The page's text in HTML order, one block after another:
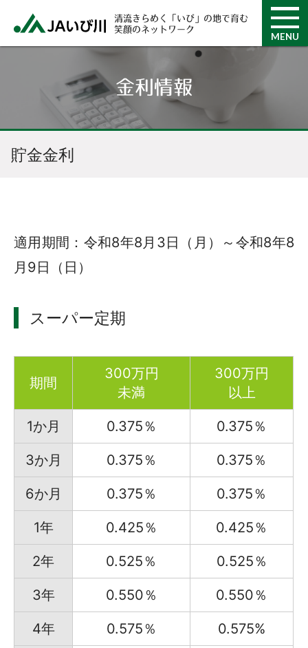
清流きらめく「いび」の地で育む
笑顔のネットワーク
MENU
金利情報
貯金金利
適用期間：令和8年8月3日（月）～令和8年8
月9日（日）
スーパー定期
期間
300万円
未満
300万円
以上
1か月 0.375％ 0.375％
3か月 0.375％ 0.375％
6か月 0.375％ 0.375％
1年 0.425％ 0.425％
2年 0.525％ 0.525％
3年 0.550％ 0.550％
4年 0.575％ 0.575%